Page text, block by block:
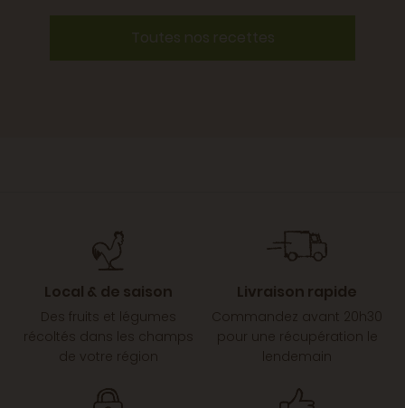
Toutes nos recettes
Local & de saison
Des fruits et légumes
récoltés dans les champs
de votre région
Livraison rapide
Commandez avant 20h30
pour une récupération le
lendemain